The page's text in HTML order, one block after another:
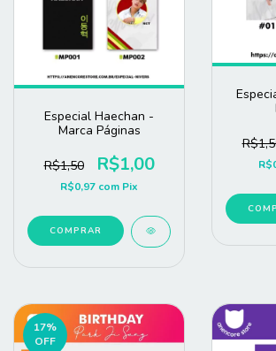
Especial Haechan -
Marca Páginas
R$1,50 R$1,00
R$0,97 com Pix
COMPRAR
17%
OFF